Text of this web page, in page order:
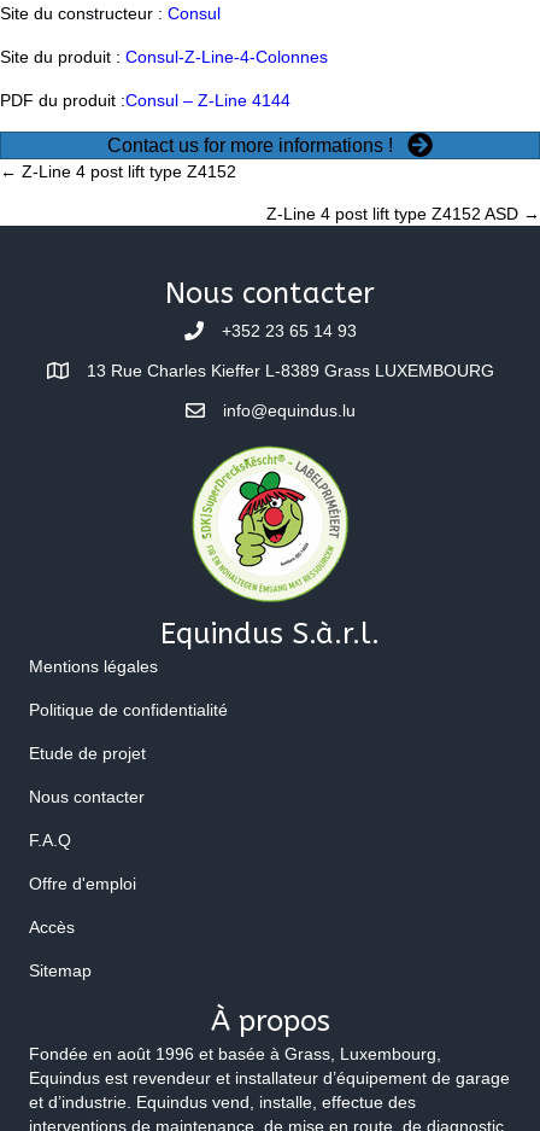
Site du constructeur : Consul
Site du produit : Consul-Z-Line-4-Colonnes
PDF du produit :Consul – Z-Line 4144
Contact us for more informations !
Posts
navigation
← Z-Line 4 post lift type Z4152
Z-Line 4 post lift type Z4152 ASD →
Nous contacter
+352 23 65 14 93
13 Rue Charles Kieffer L-8389 Grass LUXEMBOURG
info@equindus.lu
Equindus S.à.r.l.
Mentions légales
Politique de confidentialité
Etude de projet
Nous contacter
F.A.Q
Offre d'emploi
Accès
Sitemap
À propos
Fondée en août 1996 et basée à Grass, Luxembourg,
Equindus est revendeur et installateur d’équipement de garage
et d’industrie. Equindus vend, installe, effectue des
interventions de maintenance, de mise en route, de diagnostic